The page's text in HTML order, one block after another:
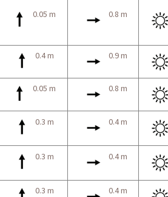
0.05 m 0.8 m
0.4 m 0.9 m
0.05 m 0.8 m
0.3 m 0.4 m
0.3 m 0.4 m
0.3 m 0.4 m